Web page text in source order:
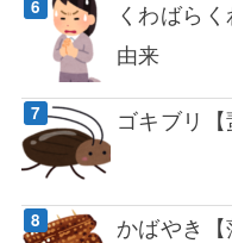
くわばら
由来
ゴキブリ
かばやき